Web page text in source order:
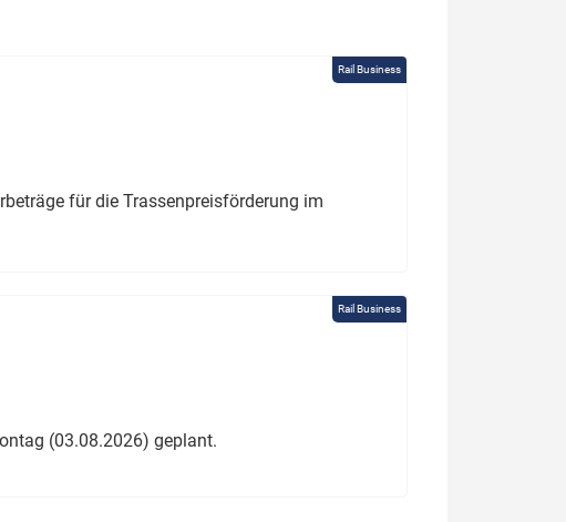
Rail Business
für die Trassenpreisförderung im
Rail Business
(03.08.2026) geplant.